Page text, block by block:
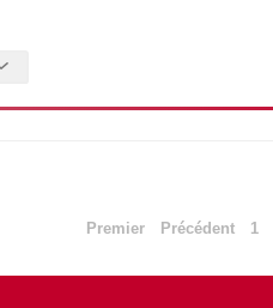
Premier Précédent 1